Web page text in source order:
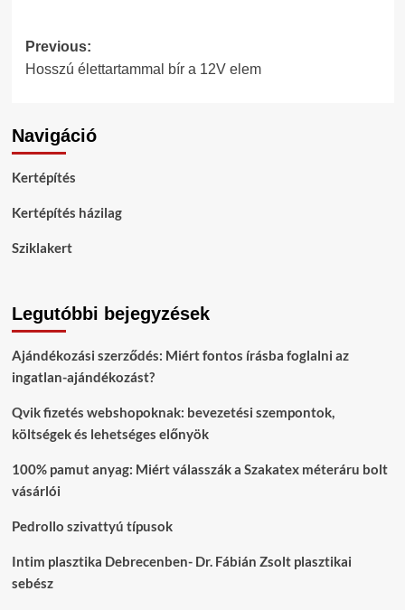
Post
navigation
Previous:
Hosszú élettartammal bír a 12V elem
Navigáció
Kertépítés
Kertépítés házilag
Sziklakert
Legutóbbi bejegyzések
Ajándékozási szerződés: Miért fontos írásba foglalni az
ingatlan-ajándékozást?
Qvik fizetés webshopoknak: bevezetési szempontok,
költségek és lehetséges előnyök
100% pamut anyag: Miért válasszák a Szakatex méteráru bolt
vásárlói
Pedrollo szivattyú típusok
Intim plasztika Debrecenben- Dr. Fábián Zsolt plasztikai
sebész